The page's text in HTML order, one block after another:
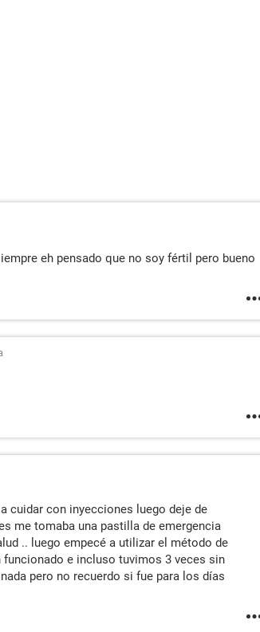
eh pensado que no soy fértil pero bueno
cuidar con inyecciones luego deje de
me tomaba una pastilla de emergencia
.. luego empecé a utilizar el método de
e incluso tuvimos 3 veces sin
pero no recuerdo si fue para los días